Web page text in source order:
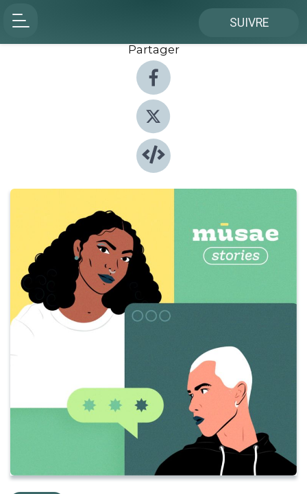
SUIVRE
Partager